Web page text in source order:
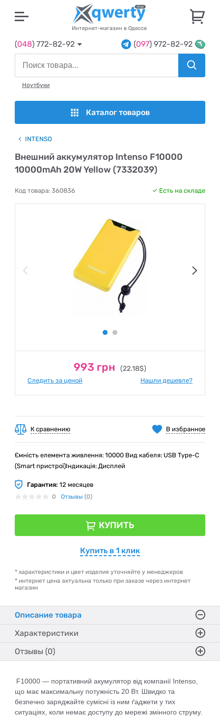
Интернет-магазин в Одессе
(048) 772-82-92 (097) 972-82-92
Ноутбуки
Каталог товаров
INTENSO
Внешний аккумулятор Intenso F10000
10000mAh 20W Yellow (7332039)
Код товара: 360836 Есть на складе
993 грн (22.18$)
Следить за ценой Нашли дешевле?
В избранное
К сравнению
Ємність елемента живлення: 10000 Вид кабеля: USB Type-C
(Smart пристрої)Індикація: Дисплей
Гарантия: 12 месяцев
0 Отзывы (0)
КУПИТЬ
Купить в 1 клик
* характеристики и цвет изделия уточняйте у менеджеров
* интернет цена актуальна только при заказе через интернет
магазин
Описание товара
Характеристики
Отзывы (0)
F10000 — портативний акумулятор від компанії Intenso
що має максимальну потужність 20 Вт. Швидко та
безпечно заряджайте сумісні із ним ґаджети у тих
ситуаціях, коли немає доступу до мережі змінного струму.